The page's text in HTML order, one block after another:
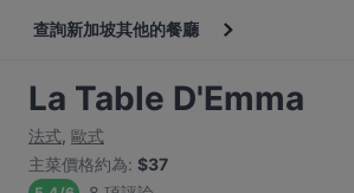
查詢新加坡其他的餐廳
La Table D'Emma
法式, 歐式
主菜價格約為: $37